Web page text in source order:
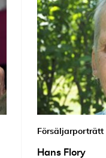
Försäljarporträtt
Hans Flory